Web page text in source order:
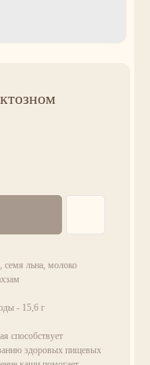
семя льна, молоко
- 15,6 г
способствует
здоровых пищевых